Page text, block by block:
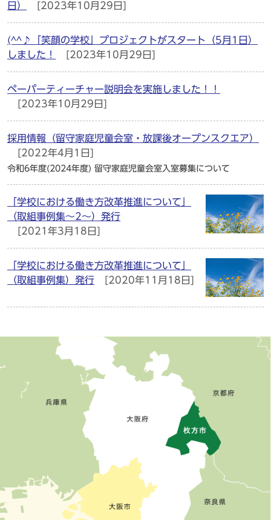
日）
[2023年10月29日]
(^^♪「笑顔の学校」プロジェクトがスタート（5月1日）
しました！
[2023年10月29日]
ペーパーティーチャー説明会を実施しました！！
[2023年10月29日]
採用情報（留守家庭児童会室・放課後オープンスクエア）
[2022年4月1日]
令和6年度(2024年度) 留守家庭児童会室入室募集について
「学校における働き方改革推進について」
（取組事例集～2～）発行
[2021年3月18日]
「学校における働き方改革推進について」
（取組事例集）発行
[2020年11月18日]